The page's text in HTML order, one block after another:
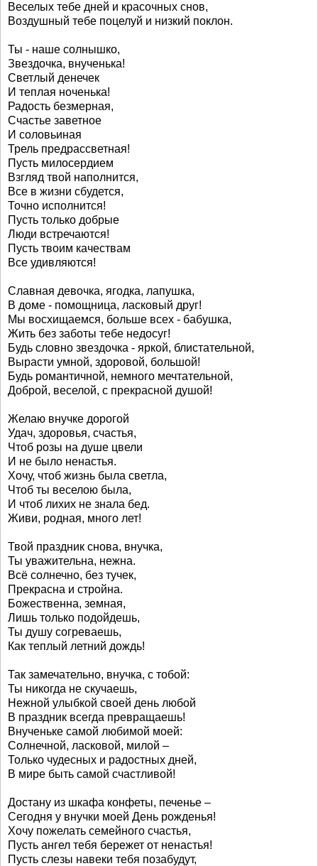
Веселых тебе дней и красочных снов,
Воздушный тебе поцелуй и низкий поклон.
Ты - наше солнышко,
Звездочка, внученька!
Светлый денечек
И теплая ноченька!
Радость безмерная,
Счастье заветное
И соловьиная
Трель предрассветная!
Пусть милосердием
Взгляд твой наполнится,
Все в жизни сбудется,
Точно исполнится!
Пусть только добрые
Люди встречаются!
Пусть твоим качествам
Все удивляются!
Славная девочка, ягодка, лапушка,
В доме - помощница, ласковый друг!
Мы восхищаемся, больше всех - бабушка,
Жить без заботы тебе недосуг!
Будь словно звездочка - яркой, блистательной,
Вырасти умной, здоровой, большой!
Будь романтичной, немного мечтательной,
Доброй, веселой, с прекрасной душой!
Желаю внучке дорогой
Удач, здоровья, счастья,
Чтоб розы на душе цвели
И не было ненастья.
Хочу, чтоб жизнь была светла,
Чтоб ты веселою была,
И чтоб лихих не знала бед.
Живи, родная, много лет!
Твой праздник снова, внучка,
Ты уважительна, нежна.
Всё солнечно, без тучек,
Прекрасна и стройна.
Божественна, земная,
Лишь только подойдешь,
Ты душу согреваешь,
Как теплый летний дождь!
Так замечательно, внучка, с тобой:
Ты никогда не скучаешь,
Нежной улыбкой своей день любой
В праздник всегда превращаешь!
Внученьке самой любимой моей:
Солнечной, ласковой, милой –
Только чудесных и радостных дней,
В мире быть самой счастливой!
Достану из шкафа конфеты, печенье –
Сегодня у внучки моей День рожденья!
Хочу пожелать семейного счастья,
Пусть ангел тебя бережет от ненастья!
Пусть слезы навеки тебя позабудут,